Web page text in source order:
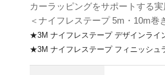
カーラッピングをサポートする
＜ナイフレステープ 5m・10m巻
★3M ナイフレステープ デザインライ
★3M ナイフレステープ フィニッシュ